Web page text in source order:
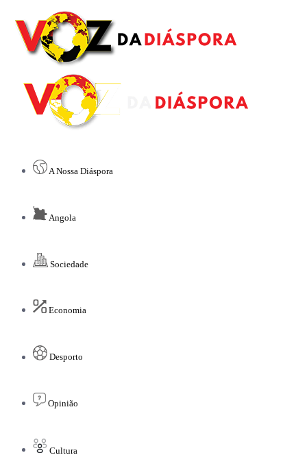
A Nossa Diáspora
Angola
Sociedade
Economia
Desporto
Opinião
Cultura